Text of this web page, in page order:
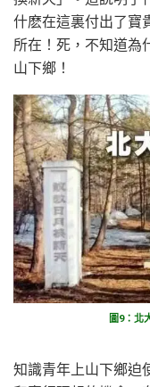
什麽在這裏付出了寶
所在！死，不知道為
山下鄉！
圖9：北
知識青年上山下鄉迫